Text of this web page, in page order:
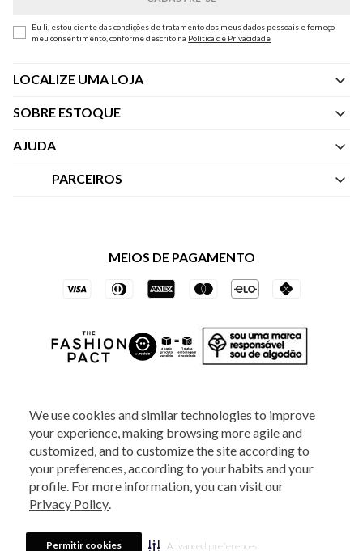
We use cookies and similar technologies to improve
your experience, making browsing more agile and
customized, and to customize the site according to
your preferences, according to your habits and your
profile. For more information, you can visit our
Privacy Policy.
Permitir cookies Advanced preferences
Eu li, estou ciente das condições de tratamento dos meus dados pessoais e forneço
meu consentimento, conforme descrito na Política de Privacidade
LOCALIZE UMA LOJA
SOBRE ESTOQUE
Quem Somos
AJUDA
Central de Atendimento
Trocas e Devoluções
PARCEIROS
Vai de Visa
Azul Fidelidade
MEIOS DE PAGAMENTO
2025 - Veste S.A Estilo. Todos os direitos reservados - A loja Estoque reserva-
se no direito de corrigir ou alterar informações como: preços, promoções e
880 5520.Horário de Atendimento:
Sábados das 8h às 14h, exceto feriados. Veste S.A Estilo. Rua Othão, 405, Vila